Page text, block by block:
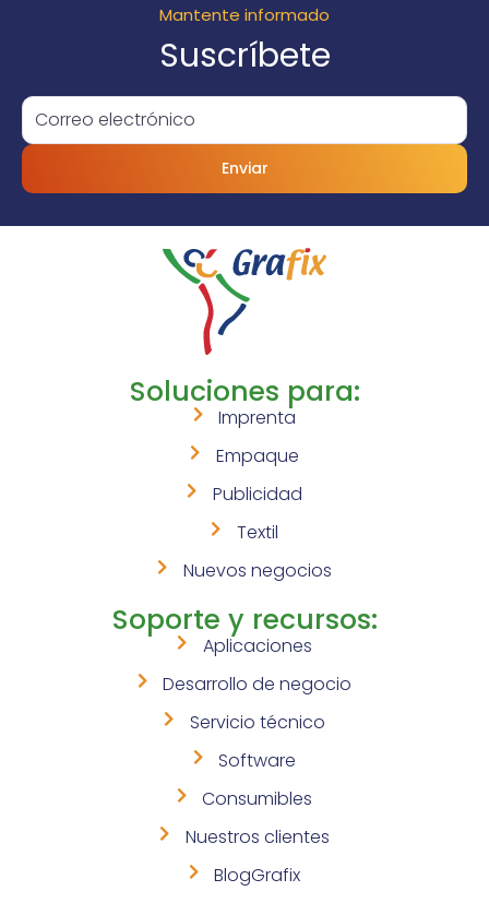
Mantente informado
Suscríbete
Enviar
Soluciones para:
Imprenta
Empaque
Publicidad
Textil
Nuevos negocios
Soporte y recursos:
Aplicaciones
Desarrollo de negocio
Servicio técnico
Software
Consumibles
Nuestros clientes
BlogGrafix